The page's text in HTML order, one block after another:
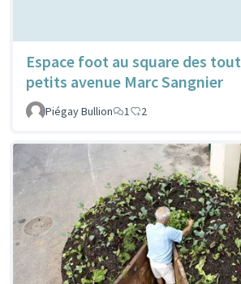
Espace foot au square des tout
petits avenue Marc Sangnier
Piégay Bullion
1 2